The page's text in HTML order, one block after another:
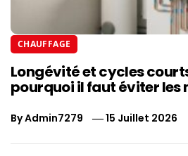
CHAUFFAGE
Longévité et cycles
pourquoi il faut éviter
ByAdmin7279 15 Juillet 2026